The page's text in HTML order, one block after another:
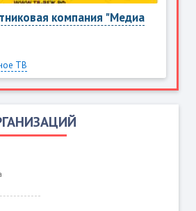
компания "Медиа
ТВ